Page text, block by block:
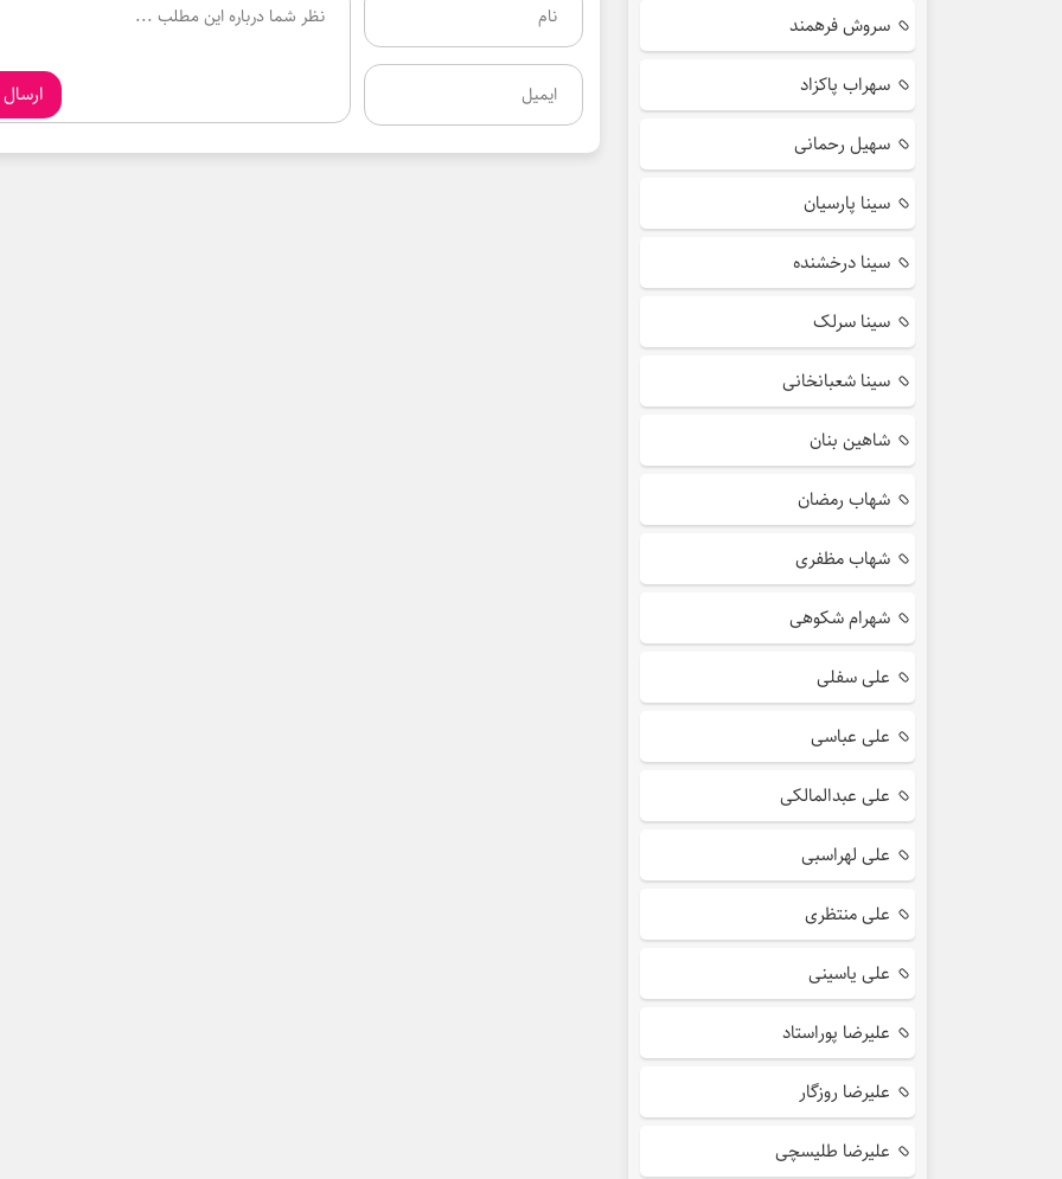
سروش فرهمند
سهراب پاکزاد
سهیل رحمانی
سینا پارسیان
سینا درخشنده
سینا سرلک
سینا شعبانخانی
شاهین بنان
شهاب رمضان
شهاب مظفری
شهرام شکوهی
علی سفلی
علی عباسی
علی عبدالمالکی
علی لهراسبی
علی منتظری
علی یاسینی
علیرضا پوراستاد
علیرضا روزگار
علیرضا طلیسچی